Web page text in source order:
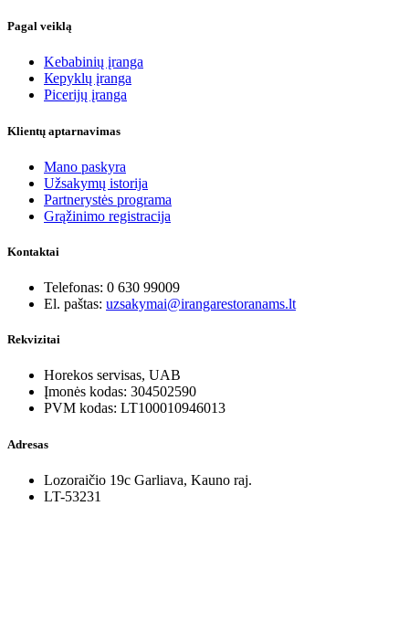
Pagal veiklą
Kebabinių įranga
Кеpyklų įranga
Picerijų įranga
Klientų aptarnavimas
Mano paskyra
Užsakymų istorija
Partnerystės programa
Grąžinimo registracija
Kontaktai
Telefonas: 0 630 99009
El. paštas: uzsakymai@irangarestoranams.lt
Rekvizitai
Horekos servisas, UAB
Įmonės kodas: 304502590
PVM kodas: LT100010946013
Adresas
Lozoraičio 19c Garliava, Kauno raj.
LT-53231